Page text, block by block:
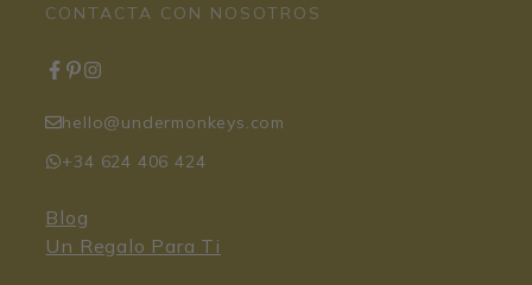
CONTACTA CON NOSOTROS
hello@undermonkeys.com
+34 624 406 424
Blog
Un Regalo Para Ti